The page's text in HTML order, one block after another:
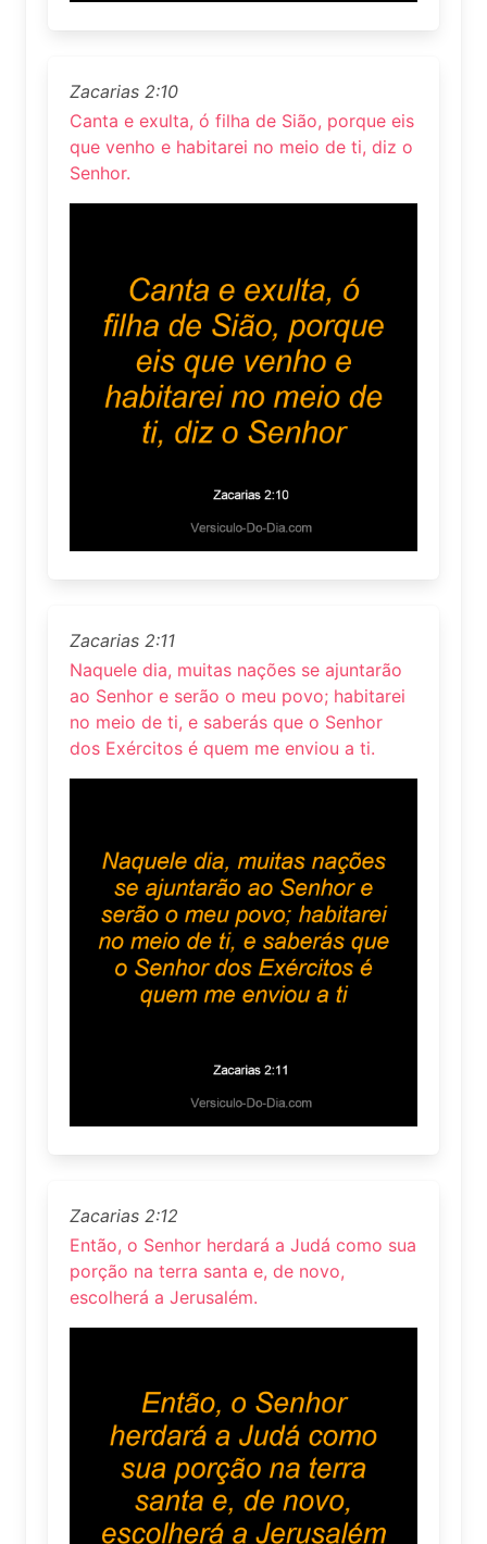
Zacarias 2:10
Canta e exulta, ó filha de Sião, porque eis
que venho e habitarei no meio de ti, diz o
Senhor.
Zacarias 2:11
Naquele dia, muitas nações se ajuntarão
ao Senhor e serão o meu povo; habitarei
no meio de ti, e saberás que o Senhor
dos Exércitos é quem me enviou a ti.
Zacarias 2:12
Então, o Senhor herdará a Judá como sua
porção na terra santa e, de novo,
escolherá a Jerusalém.